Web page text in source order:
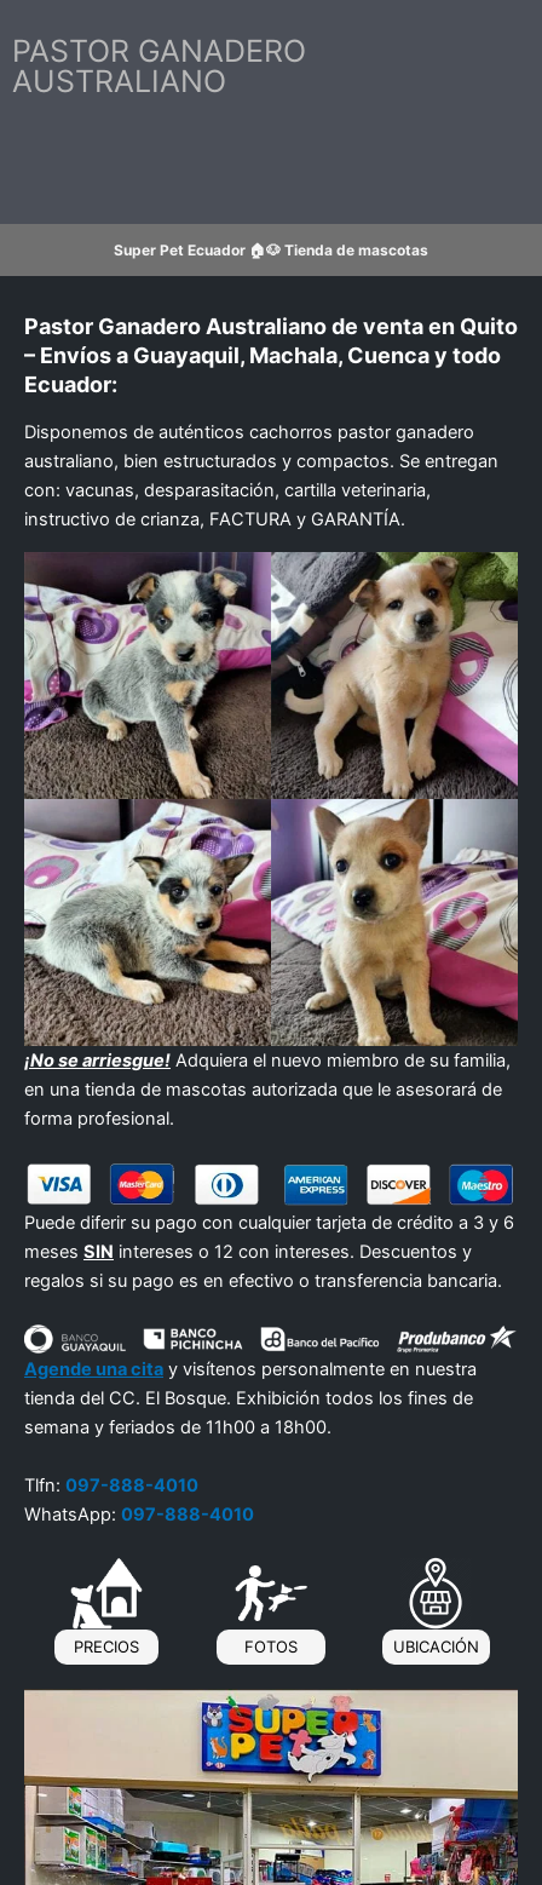
contenido
PASTOR GANADERO
AUSTRALIANO
Super Pet Ecuador 🏠🐶 Tienda de mascotas
Pastor Ganadero Australiano de venta en Quito
– Envíos a Guayaquil, Machala, Cuenca y todo
Ecuador:
Disponemos de auténticos cachorros pastor ganadero
australiano, bien estructurados y compactos. Se entregan
con: vacunas, desparasitación, cartilla veterinaria,
instructivo de crianza, FACTURA y GARANTÍA.
¡No se arriesgue! Adquiera el nuevo miembro de su familia,
en una tienda de mascotas autorizada que le asesorará de
forma profesional.
Puede diferir su pago con cualquier tarjeta de crédito a 3 y 6
meses SIN intereses o 12 con intereses. Descuentos y
regalos si su pago es en efectivo o transferencia bancaria.
Agende una cita y visítenos personalmente en nuestra
tienda del CC. El Bosque. Exhibición todos los fines de
semana y feriados de 11h00 a 18h00.
Tlfn: 097-888-4010
WhatsApp: 097-888-4010
PRECIOS FOTOS UBICACIÓN